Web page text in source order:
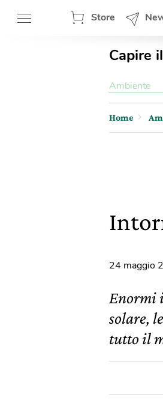
Store
Capire
Ambiente
Home
24 maggio
Enormi
solare,
tutto il